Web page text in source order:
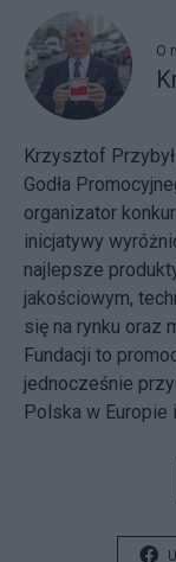
O
Krzysztof
Godła
organizator
inicjatywy
najlepsze
jakościowym,
się na rynku oraz
Fundacji to
jednocześnie
Polska w Europie